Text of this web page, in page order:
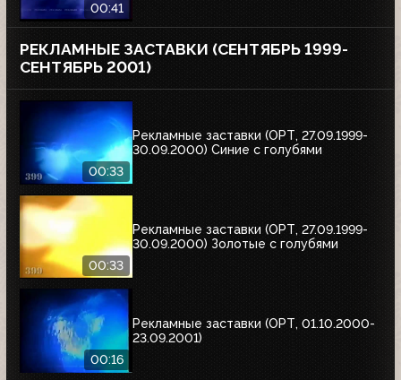
00:41
РЕКЛАМНЫЕ ЗАСТАВКИ (СЕНТЯБРЬ 1999-
СЕНТЯБРЬ 2001)
00:33
Рекламные заставки (ОРТ, 27.09.1999-
30.09.2000) Синие с голубями
00:33
Рекламные заставки (ОРТ, 27.09.1999-
30.09.2000) Золотые с голубями
00:16
Рекламные заставки (ОРТ, 01.10.2000-
23.09.2001)